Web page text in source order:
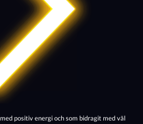
positiv energi och som bidragit med väl